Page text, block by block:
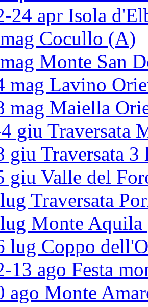
24 apr Isola
Cocullo (A)
Monte San
mag Lavino
mag Maiella
giu Traversata
giu Traversata 3
giu Valle del
Traversata
Monte
lug Coppo
13 ago Festa
ago Monte